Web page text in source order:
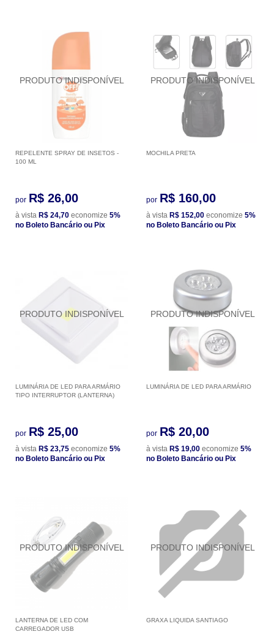
REPELENTE SPRAY DE INSETOS -
100 ML
por R$ 26,00
à vista R$ 24,70 economize 5%
no Boleto Bancário ou Pix
MOCHILA PRETA
por R$ 160,00
à vista R$ 152,00 economize 5%
no Boleto Bancário ou Pix
LUMINÁRIA DE LED PARA ARMÁRIO
TIPO INTERRUPTOR (LANTERNA)
por R$ 25,00
à vista R$ 23,75 economize 5%
no Boleto Bancário ou Pix
LUMINÁRIA DE LED PARA ARMÁRIO
por R$ 20,00
à vista R$ 19,00 economize 5%
no Boleto Bancário ou Pix
LANTERNA DE LED COM
CARREGADOR USB
GRAXA LIQUIDA SANTIAGO